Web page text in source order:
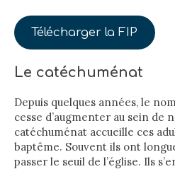
Télécharger la FIP
Le catéchuménat
Depuis quelques années, le
cesse d’augmenter au sein de
catéchuménat accueille ces
baptême. Souvent ils ont
passer le seuil de l’église. Ils